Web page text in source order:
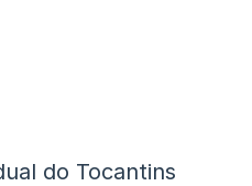
do Tocantins